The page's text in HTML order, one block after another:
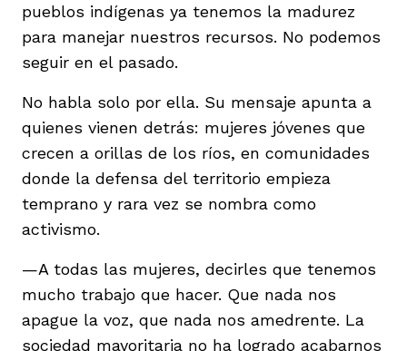
pueblos indígenas ya tenemos la madurez
para manejar nuestros recursos. No podemos
seguir en el pasado.
No habla solo por ella. Su mensaje apunta a
quienes vienen detrás: mujeres jóvenes que
crecen a orillas de los ríos, en comunidades
donde la defensa del territorio empieza
temprano y rara vez se nombra como
activismo.
—A todas las mujeres, decirles que tenemos
mucho trabajo que hacer. Que nada nos
apague la voz, que nada nos amedrente. La
sociedad mayoritaria no ha logrado acabarnos